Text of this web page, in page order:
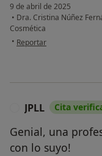
9 de abril de 2025
• Dra. Cristina Núñez
Cosmética
• en opinión del usuario
Reportar
JPLL Cita
Genial, una
con lo suyo!